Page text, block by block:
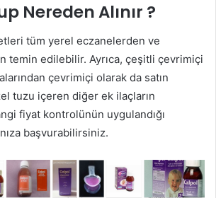
Nereden Alınır ?
tüm yerel eczanelerden ve
temin edilebilir. Ayrıca, çeşitli çevrimiçi
çevrimiçi olarak da satın
tuzu içeren diğer ek ilaçların
fiyat kontrolünün uygulandığı
başvurabilirsiniz.